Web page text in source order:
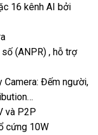
16 kênh AI bởi
(ANPR) , hỗ trợ
Camera: Đếm người,
và P2P
cứng 10W